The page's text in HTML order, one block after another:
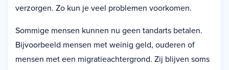
verzorgen. Zo kun je veel problemen voorkomen.
Sommige mensen kunnen nu geen tandarts betalen.
Bijvoorbeeld mensen met weinig geld, ouderen of
mensen met een migratieachtergrond. Zij blijven soms